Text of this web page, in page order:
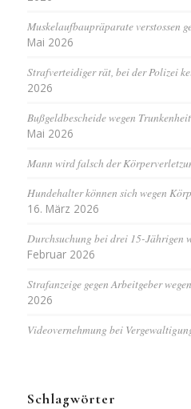
Muskelaufbaupräparate verstossen
Mai 2026
Strafverteidiger rät, bei der Polizei
2026
Bußgeldbescheide wegen
Mai 2026
Mann wird falsch der
Hundehalter können sich wegen
16. März 2026
Durchsuchung bei drei 15-Jährigen
Februar 2026
Strafanzeige gegen Arbeitgeber
2026
Videovernehmung bei
Schlagwörter